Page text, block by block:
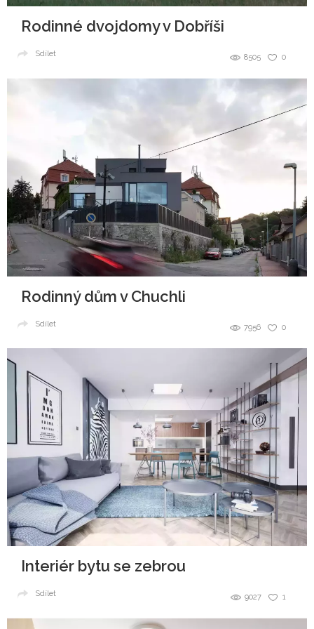
Rodinné dvojdomy v Dobříši
0
8505
Sdílet
Rodinný dům v Chuchli
0
7956
Sdílet
Interiér bytu se zebrou
1
9027
Sdílet